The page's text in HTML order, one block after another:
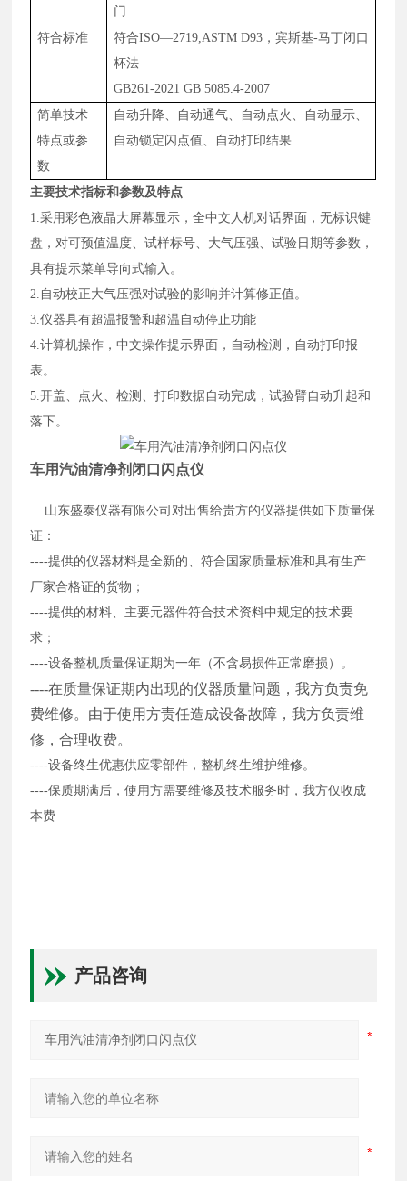
门
符合标准
符合ISO—2719, ASTM D93，宾斯基-马丁闭口
杯法
GB261-2021GB 5085.4-2007
简单技术
特点或参
数
自动升降、自动通气、自动点火、自动显示、
自动锁定闪点值、自动打印结果
主要技术指标和参数及特点
1.采用彩色液晶大屏幕显示，全中文人机对话界面，无标识键
盘，对可预值温度、试样标号、大气压强、试验日期等参数，
具有提示菜单导向式输入。
2. 自动校正大气压强对试验的影响并计算修正值。
3.仪器具有超温报警和超温自动停止功能
4.计算机操作，中文操作提示界面，自动检测，自动打印报
表 。
5.开盖、点火、检测、打印数据自动完成，试验臂自动升起和
落下。
车用汽油清净剂闭口闪点仪
山东盛泰仪器有限公司对出售给贵方的仪器提供如下质量保
证：
----提供的仪器材料是全新的、符合国家质量标准和具有生产
厂家合格证的货物；
----提供的材料、主要元器件符合技术资料中规定的技术要
求；
----设备整机质量保证期为一年（不含易损件正常磨损）。
----在质量保证期内出现的仪器质量问题，我方负责免
费维修。由于使用方责任造成设备故障，我方负责维
修，合理收费。
----设备终生优惠供应零部件，整机终生维护维修。
----保质期满后，使用方需要维修及技术服务时，我方仅收成
本费
产品咨询